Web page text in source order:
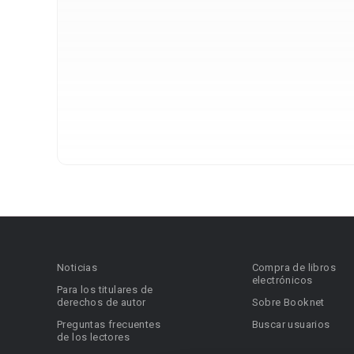
Noticias
Para los titulares de
derechos de autor
Preguntas frecuentes
de los lectores
Compra de libros
electrónicos
Sobre Booknet
Buscar usuarios